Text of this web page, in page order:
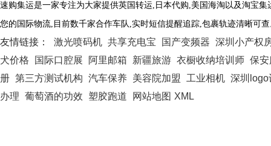
速购集运是一家专注为大家提供英国转运,日本代购,美国海淘以及淘宝集
您的国际物流, 目前数千家合作车队,实时短信提醒追踪,包裹轨迹清晰可
友情链接： 激光喷码机 共享充电宝 国产变频器 深圳小产权
犬价格
国际口腔展 阿里邮箱 新疆旅游 衣橱收纳培训师 保
册 第三方测试机构 汽车保养 美容院加盟 工业相机 深圳logo
办理 葡萄酒的功效 塑胶跑道 网站地图 XML